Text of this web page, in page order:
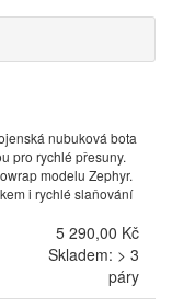
nubuková bota
pro rychlé přesuny.
modelu Zephyr.
i rychlé slaňování
5 290,00 Kč
Skladem: > 3
páry